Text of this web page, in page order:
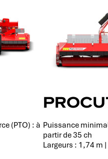
(PTO) : à Puissance
partir de 35 ch
Largeurs : 1,74 m